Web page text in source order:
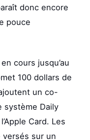
donc encore
pouce
cours jusqu’au
100 dollars de
un co-
système Daily
Card. Les
sur un